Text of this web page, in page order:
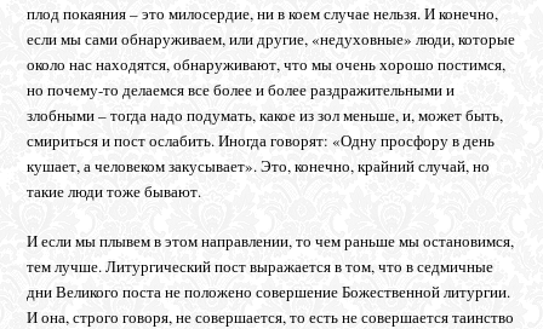
плод покаяния – это милосердие, ни в коем случае нельзя. И конечно,
если мы сами обнаруживаем, или другие, «недуховные» люди, которые
около нас находятся, обнаруживают, что мы очень хорошо постимся,
но почему-то делаемся все более и более раздражительными и
злобными – тогда надо подумать, какое из зол меньше, и, может быть,
смириться и пост ослабить. Иногда говорят: «Одну просфору в день
кушает, а человеком закусывает». Это, конечно, крайний случай, но
такие люди тоже бывают.
И если мы плывем в этом направлении, то чем раньше мы остановимся,
тем лучше. Литургический пост выражается в том, что в седмичные
дни Великого поста не положено совершение Божественной литургии.
И она, строго говоря, не совершается, то есть не совершается таинство